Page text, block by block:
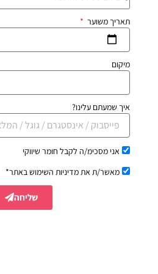
תאריך משוער
מיקום
איך שמעתם עלינו?
אני מסכימ/ה לקבל חומר שיווקי
מאשר/ת את מדיניות השימוש באתר*
שליחה